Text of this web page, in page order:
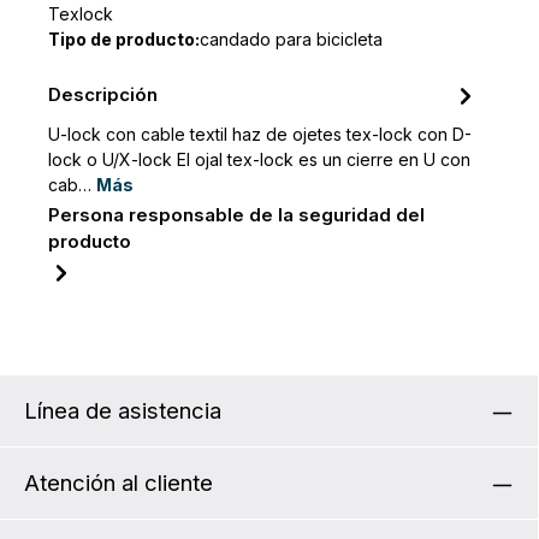
Texlock
Tipo de producto:candado para bicicleta
Descripción
U-lock con cable textil haz de ojetes tex-lock con D-
lock o U/X-lock El ojal tex-lock es un cierre en U con
cab… Más
Persona responsable de la seguridad del
producto
Línea de asistencia
Atención al cliente